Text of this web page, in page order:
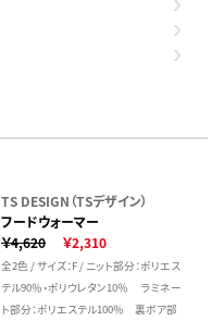
TS DESIGN（TSデザイン）
フードウォーマー
￥4,620
￥2,310
全2色 / サイズ：F / ニット部分：ポリエス
テル90％・ポリウレタン10％ ラミネー
ト部分：ポリエステル100％ 裏ボア部